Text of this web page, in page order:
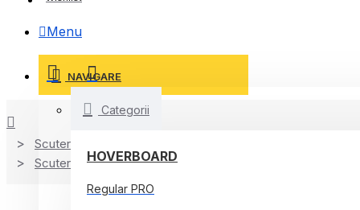
Menu
NAVIGARE
Categorii
HOVERBOARD
Regular PRO
Scutere Electrice
Scutere Horwin